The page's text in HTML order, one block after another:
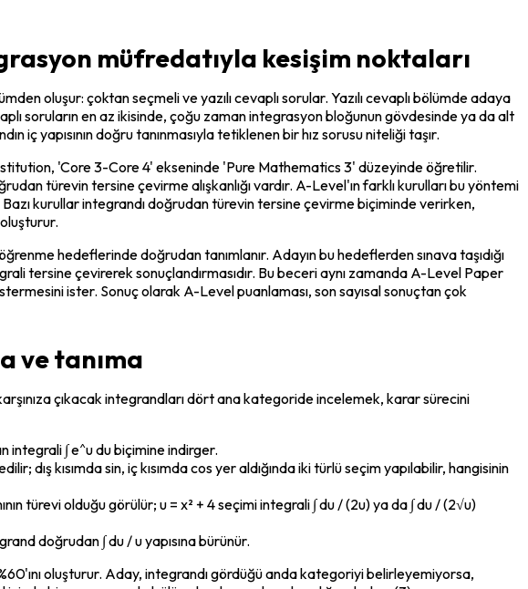
müfredatıyla kesişim noktaları
oluşur: çoktan seçmeli ve yazılı cevaplı sorular. Yazılı cevaplı bölümde adaya
soruların en az ikisinde, çoğu zaman integrasyon bloğunun gövdesinde ya da alt
yapısının doğru tanınmasıyla tetiklenen bir hız sorusu niteliği taşır.
'Core 3-Core 4' ekseninde 'Pure Mathematics 3' düzeyinde öğretilir.
türevin tersine çevirme alışkanlığı vardır. A-Level'ın farklı kurulları bu yöntemi
Bazı kurullar integrandı doğrudan türevin tersine çevirme biçiminde verirken,
hedeflerinde doğrudan tanımlanır. Adayın bu hedeflerden sınava taşıdığı
tersine çevirerek sonuçlandırmasıdır. Bu beceri aynı zamanda A-Level Paper
ister. Sonuç olarak A-Level puanlaması, son sayısal sonuçtan çok
ve tanıma
çıkacak integrandları dört ana kategoride incelemek, karar sürecini
integrali ∫ e^u du biçimine indirger.
dış kısımda sin, iç kısımda cos yer aldığında iki türlü seçim yapılabilir, hangisinin
türevi olduğu görülür; u = x² + 4 seçimi integrali ∫ du / (2u) ya da ∫ du / (2√u)
doğrudan ∫ du / u yapısına bürünür.
oluşturur. Aday, integrandı gördüğü anda kategoriyi belirleyemiyorsa,